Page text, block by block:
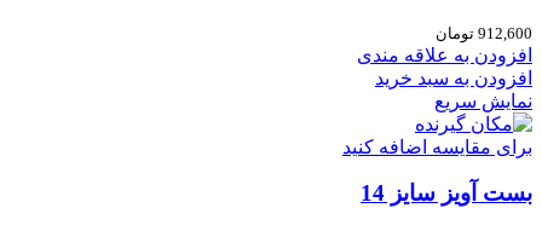
912,600 تومان
افزودن به علاقه مندی
افزودن به سبد خرید
نمایش سریع
برای مقایسه اضافه کنید
بست آویز سایز 14